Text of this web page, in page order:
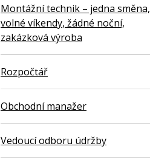
Montážní technik – jedna směna,
volné víkendy, žádné noční,
zakázková výroba
Rozpočtář
Obchodní manažer
Vedoucí odboru údržby